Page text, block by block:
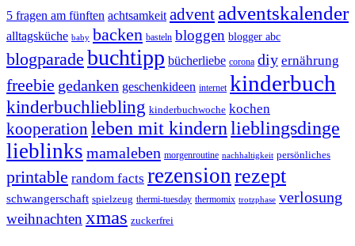
5 fragen am fünften achtsamkeit advent adventskalender
alltagsküche baby backen basteln bloggen blogger abc
blogparade buchtipp bücherliebe corona diy ernährung
freebie gedanken geschenkideen internet kinderbuch
kinderbuchliebling kinderbuchwoche kochen
kooperation leben mit kindernlieblingsdinge
lieblinks mamaleben morgenroutine nachhaltigkeit persönliches
printable random facts rezension rezept
schwangerschaft spielzeug thermi-tuesday thermomix trotzphase verlosung
weihnachten xmas zuckerfrei